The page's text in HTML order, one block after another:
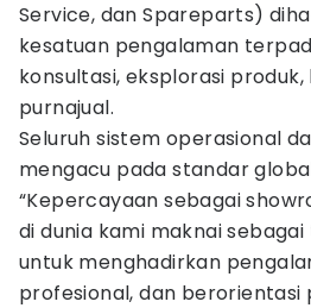
Service, dan Spareparts)
kesatuan pengalaman
konsultasi, eksplorasi
purnajual.
Seluruh sistem operasional
mengacu pada standar
“Kepercayaan sebagai
di dunia kami maknai
untuk menghadirkan
profesional, dan berorientasi